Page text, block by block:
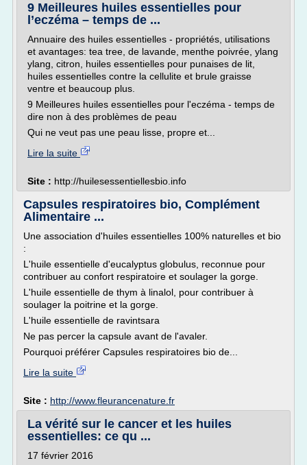
9 Meilleures huiles essentielles pour
l’eczéma – temps de ...
Annuaire des huiles essentielles - propriétés, utilisations
et avantages: tea tree, de lavande, menthe poivrée, ylang
ylang, citron, huiles essentielles pour punaises de lit,
huiles essentielles contre la cellulite et brule graisse
ventre et beaucoup plus.
9 Meilleures huiles essentielles pour l'eczéma - temps de
dire non à des problèmes de peau
Qui ne veut pas une peau lisse, propre et...
Lire la suite
Site : http://huilesessentiellesbio.info
Capsules respiratoires bio, Complément
Alimentaire ...
Une association d'huiles essentielles 100% naturelles et bio
:
L'huile essentielle d'eucalyptus globulus, reconnue pour
contribuer au confort respiratoire et soulager la gorge.
L'huile essentielle de thym à linalol, pour contribuer à
soulager la poitrine et la gorge.
L'huile essentielle de ravintsara
Ne pas percer la capsule avant de l'avaler.
Pourquoi préférer Capsules respiratoires bio de...
Lire la suite
Site : http://www.fleurancenature.fr
La vérité sur le cancer et les huiles
essentielles: ce qu ...
17 février 2016